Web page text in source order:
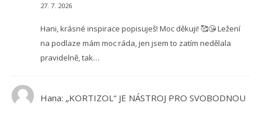
27. 7. 2026
Hani, krásné inspirace popisuješ! Moc děkuji! 🥰😘 Ležení
na podlaze mám moc ráda, jen jsem to zatím nedělala
pravidelně, tak…
Hana: „KORTIZOL“ JE NÁSTROJ PRO SVOBODNOU